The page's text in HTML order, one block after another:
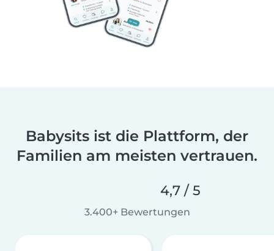
Babysits ist die Plattform, der
Familien am meisten vertrauen.
4,7 / 5
3.400+ Bewertungen